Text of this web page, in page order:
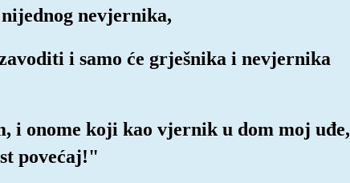
nevjernika,
i samo će grješnika i nevjernika
i onome koji kao vjernik u dom moj uđe,
povećaj!"